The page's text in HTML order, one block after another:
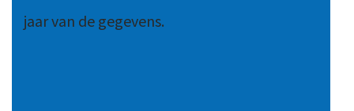
jaar van de gegevens.